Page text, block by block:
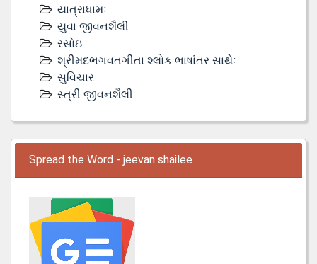
યાત્રાધામઃ
યુવા જીવનશૈલી
રસોઇ
શ્રીમદભગવતગીતા શ્લોક ભાષાંતર સાથેઃ
સુવિચાર
સ્ત્રી જીવનશૈલી
Spread the Word - jeevan shailee